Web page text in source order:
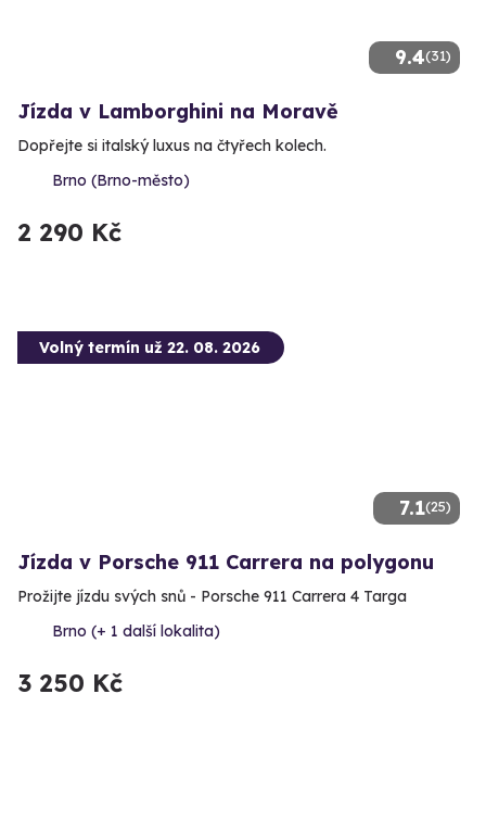
9.4(31)
Jízda v Lamborghini na Moravě
Dopřejte si italský luxus na čtyřech kolech.
Brno (Brno-město)
2 290 Kč
7.1(25)
Volný termín už 22. 08. 2026
Jízda v Porsche 911 Carrera na polygonu
Prožijte jízdu svých snů - Porsche 911 Carrera 4 Targa
Brno (+ 1 další lokalita)
3 250 Kč